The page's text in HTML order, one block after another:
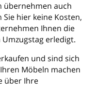
übernehmen auch
hier keine Kosten,
Ihnen die
erledigt.
und sind sich
Möbeln machen
über Ihre